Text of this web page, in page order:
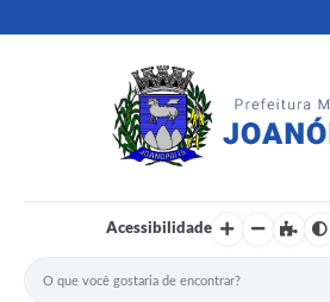
Acessibilidade